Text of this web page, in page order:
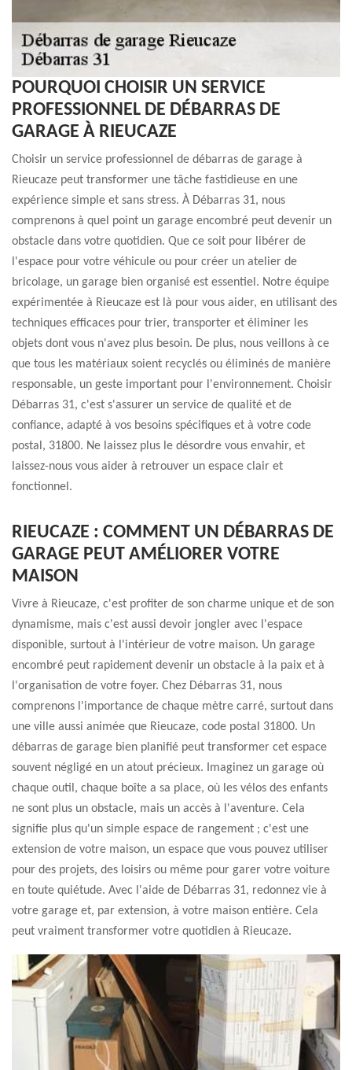
POURQUOI CHOISIR UN SERVICE
PROFESSIONNEL DE DÉBARRAS DE
GARAGE À RIEUCAZE
Choisir un service professionnel de débarras de garage à
Rieucaze peut transformer une tâche fastidieuse en une
expérience simple et sans stress. À Débarras 31, nous
comprenons à quel point un garage encombré peut devenir un
obstacle dans votre quotidien. Que ce soit pour libérer de
l'espace pour votre véhicule ou pour créer un atelier de
bricolage, un garage bien organisé est essentiel. Notre équipe
expérimentée à Rieucaze est là pour vous aider, en utilisant des
techniques efficaces pour trier, transporter et éliminer les
objets dont vous n'avez plus besoin. De plus, nous veillons à ce
que tous les matériaux soient recyclés ou éliminés de manière
responsable, un geste important pour l'environnement. Choisir
Débarras 31, c'est s'assurer un service de qualité et de
confiance, adapté à vos besoins spécifiques et à votre code
postal, 31800. Ne laissez plus le désordre vous envahir, et
laissez-nous vous aider à retrouver un espace clair et
fonctionnel.
RIEUCAZE : COMMENT UN DÉBARRAS DE
GARAGE PEUT AMÉLIORER VOTRE
MAISON
Vivre à Rieucaze, c'est profiter de son charme unique et de son
dynamisme, mais c'est aussi devoir jongler avec l'espace
disponible, surtout à l'intérieur de votre maison. Un garage
encombré peut rapidement devenir un obstacle à la paix et à
l'organisation de votre foyer. Chez Débarras 31, nous
comprenons l'importance de chaque mètre carré, surtout dans
une ville aussi animée que Rieucaze, code postal 31800. Un
débarras de garage bien planifié peut transformer cet espace
souvent négligé en un atout précieux. Imaginez un garage où
chaque outil, chaque boîte a sa place, où les vélos des enfants
ne sont plus un obstacle, mais un accès à l'aventure. Cela
signifie plus qu'un simple espace de rangement ; c'est une
extension de votre maison, un espace que vous pouvez utiliser
pour des projets, des loisirs ou même pour garer votre voiture
en toute quiétude. Avec l'aide de Débarras 31, redonnez vie à
votre garage et, par extension, à votre maison entière. Cela
peut vraiment transformer votre quotidien à Rieucaze.